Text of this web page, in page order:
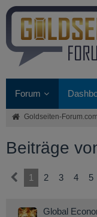
Forum
Goldseiten-
Beiträge
1 2 3 4 5
Global